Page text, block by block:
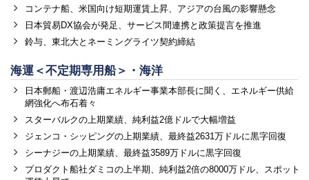
コンテナ船、米国向け短期運賃上昇、アジアの台風の影響懸念
日本貿易DX協会が発足、サービス間連携と政策提言を推進
鈴与、東北大とネーミングライツ契約締結
海運＜不定期専用船＞・海洋
日本郵船・渡辺浩庸エネルギー事業本部長に聞く、エネルギー供給
網強化へ布石着々
スターバルクの上期業績、純利益2億ドルで大幅増益
ジェンコ・シッピングの上期業績、最終益2631万ドルに黒字回復
シーナジーの上期業績、最終益3589万ドルに黒字回復
プロダクト船社ダミコの上半期、純利益2倍の8000万ドル、スポット